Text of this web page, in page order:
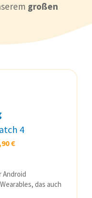
großen
4
€
Android
das auch